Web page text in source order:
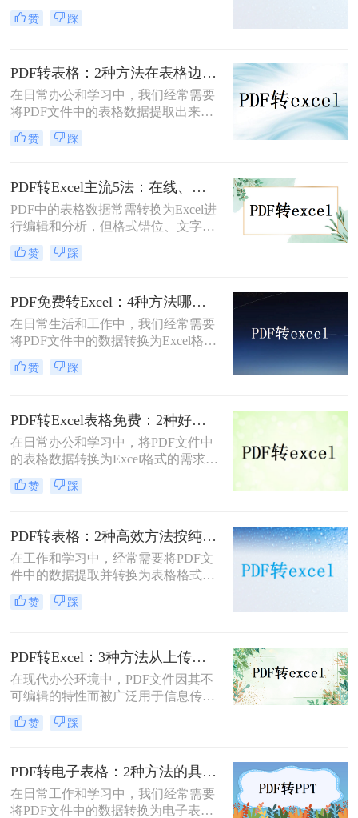
Excel格式，以便进一步编辑和分析。
那么pdf如何转换成excel表格呢？本文
赞 踩
PDF转表格：2种方法在表格边框识别上的差异，复杂表格要特别注意！
在日常办公和学习中，我们经常需要
将PDF文件中的表格数据提取出来，
并转换为Excel格式以便于进一步编辑
和分析。那么PDF怎么转换成表格
常用的PDF转表格的方法。
赞 踩
PDF转Excel主流5法：在线、桌面端、插件、Excel自带、截图识别各适合谁！
PDF中的表格数据常需转换为Excel进
行编辑和分析，但格式错位、文字识
别失败等问题频发。那么pdf怎么转换
成excel呢？本文系统梳理5种主流转
格结构。
赞 踩
PDF免费转Excel：4种方法哪个识别率最高？实测数据说话！
在日常生活和工作中，我们经常需要
将PDF文件中的数据转换为Excel格式
以便进行编辑和分析。那么怎么免费
把pdf转换成excel呢？本文将详细介绍
赞 踩
PDF转Excel表格免费：2种好用方法的操作步骤和识别准确率！
在日常办公和学习中，将PDF文件中
的表格数据转换为Excel格式的需求非
常普遍。这不仅有助于更方便地编
辑、分析和处理数据，还能提高工作
免费呢？本文将介绍两种可以免费使
用的PDF转Excel的方法。
赞 踩
PDF转表格：2种高效方法按纯文本表格和图文混排表格选择！
在工作和学习中，经常需要将PDF文
件中的数据提取并转换为表格格式
（如Excel），以便更好地进行数据分
析、编辑或共享。那么PDF怎么转换
赞 踩
PDF转Excel：3种方法从上传到导出的完整操作步骤！
在现代办公环境中，PDF文件因其不
可编辑的特性而被广泛用于信息传递
的安全性和便捷性。然而，当我们需
要对这些PDF文件中的数据进行编辑
就变得非常重要。那么pdf怎么转换成
excel呢？本文将介绍三种将PDF转换
成Excel的方法。
赞 踩
PDF转电子表格：2种方法的具体操作和输出格式（xls/xlsx）选择！
在日常工作和学习中，我们经常需要
将PDF文件中的数据转换为电子表格